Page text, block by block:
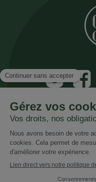
Inscrivez
Recevez nos
Email